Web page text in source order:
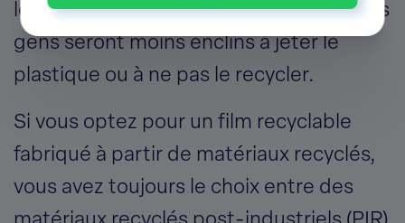
leur valeur. Si cette valeur augmente, les
gens seront moins enclins à jeter le
plastique ou à ne pas le recycler.
Si vous optez pour un film recyclable
fabriqué à partir de matériaux recyclés,
vous avez toujours le choix entre des